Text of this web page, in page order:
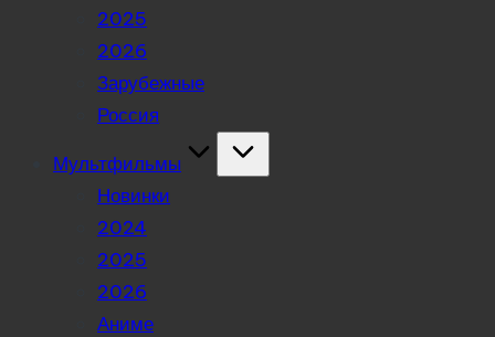
2025
2026
Зарубежные
Россия
Мультфильмы
Новинки
2024
2025
2026
Аниме